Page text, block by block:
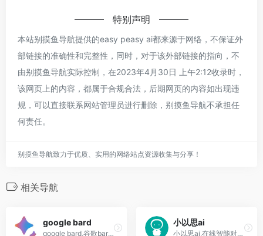
特别声明
本站别摸鱼导航提供的easy peasy ai都来源于网络，不保证外
部链接的准确性和完整性，同时，对于该外部链接的指向，不
由别摸鱼导航实际控制，在2023年4月30日 上午2:12收录时，
该网页上的内容，都属于合规合法，后期网页的内容如出现违
规，可以直接联系网站管理员进行删除，别摸鱼导航不承担任
何责任。
别摸鱼导航致力于优质、实用的网络站点资源收集与分享！
相关导航
google bard
google bard,谷歌bard ai,给你最新、高质量的回复
小以思ai
小以思ai,在线智能对话,AI写作创作神器,聊天机器人,文案生成器平台